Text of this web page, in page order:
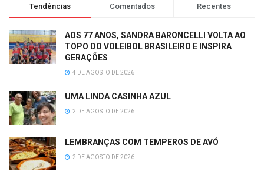
Tendências Comentados Recentes
AOS 77 ANOS, SANDRA BARONCELLI VOLTA AO
TOPO DO VOLEIBOL BRASILEIRO E INSPIRA
GERAÇÕES
4 DE AGOSTO DE 2026
UMA LINDA CASINHA AZUL
2 DE AGOSTO DE 2026
LEMBRANÇAS COM TEMPEROS DE AVÓ
2 DE AGOSTO DE 2026